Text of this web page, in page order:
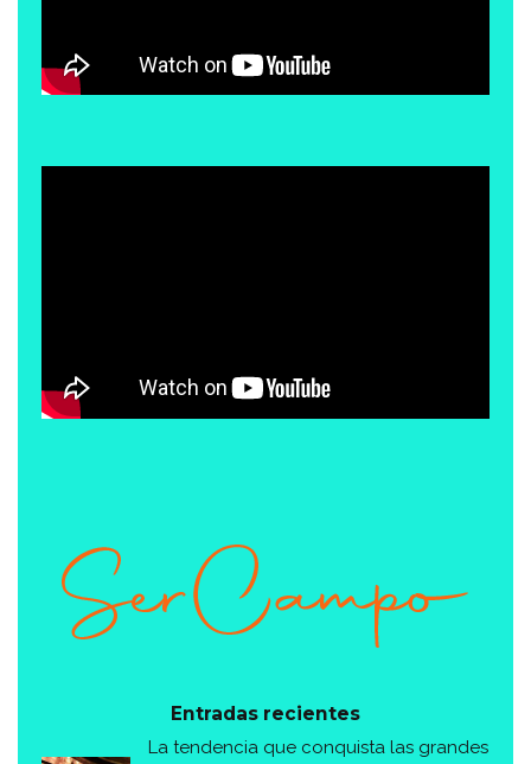
Entradas recientes
La tendencia que conquista las grandes